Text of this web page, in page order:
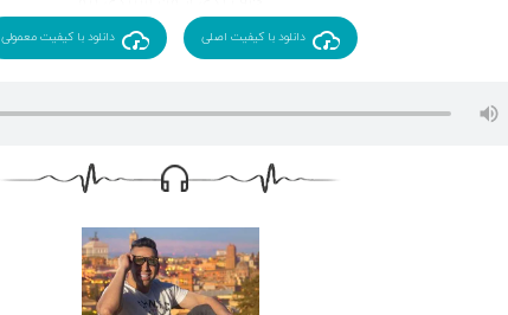
شیدا شدم شیدا تر از هر کسی
هرجا بری بازم به من میرسی
گر تو دلیل عاشقی باشی
گر تو دلیل عاشقی باشی
این گونه با چشمت نرنجانم
با تو میان آسمان هایم
هستی تو در امروز و فردایم
دانلود با کیفیت اصلی دانلود با کیفیت معمولی